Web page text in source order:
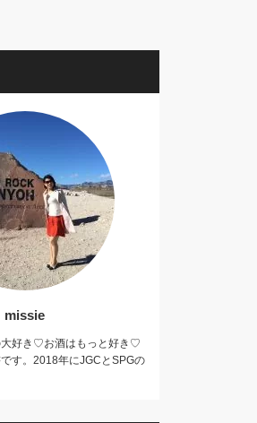
missie
好き♡お酒はもっと好き♡
す。2018年にJGCとSPGの